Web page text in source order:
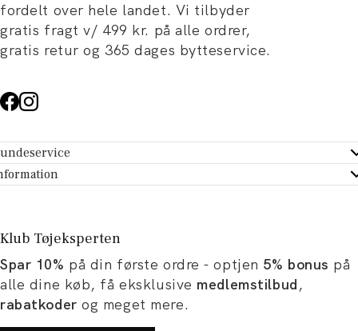
fordelt over hele landet. Vi tilbyder
gratis fragt v/ 499 kr. på alle ordrer,
gratis retur og 365 dages bytteservice.
- Hjælpecenter
dit køb
Tøjeksperten
og artikler
og karriere
Klub Tøjeksperten
Spar 10% på din første ordre - optjen 5% bonus på
alle dine køb, få eksklusive medlemstilbud,
rabatkoder og meget mere.